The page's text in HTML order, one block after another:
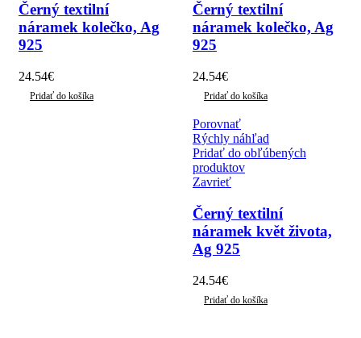
Černý textilní
náramek kolečko, Ag
925
24.54€
Pridať do košíka
Černý textilní
náramek kolečko, Ag
925
24.54€
Pridať do košíka
Porovnať
Rýchly náhľad
Pridať do obľúbených
produktov
Zavrieť
Černý textilní
náramek květ života,
Ag 925
24.54€
Pridať do košíka